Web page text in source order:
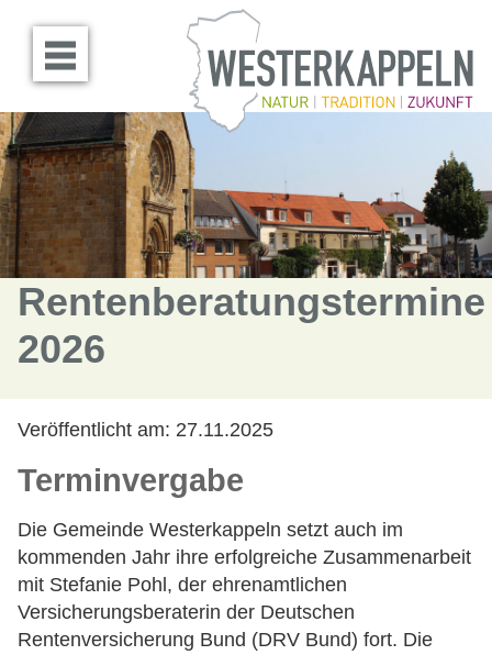
Menü öffnen
Rentenberatungstermine
2026
Veröffentlicht am: 27.11.2025
Terminvergabe
Die Gemeinde Westerkappeln setzt auch im
kommenden Jahr ihre erfolgreiche Zusammenarbeit
mit Stefanie Pohl, der ehrenamtlichen
Versicherungsberaterin der Deutschen
Rentenversicherung Bund (DRV Bund) fort. Die